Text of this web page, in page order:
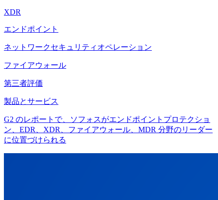
XDR
エンドポイント
ネットワークセキュリティオペレーション
ファイアウォール
第三者評価
製品とサービス
G2 のレポートで、ソフォスがエンドポイントプロテクショ
ン、EDR、XDR、ファイアウォール、MDR 分野のリーダー
に位置づけられる